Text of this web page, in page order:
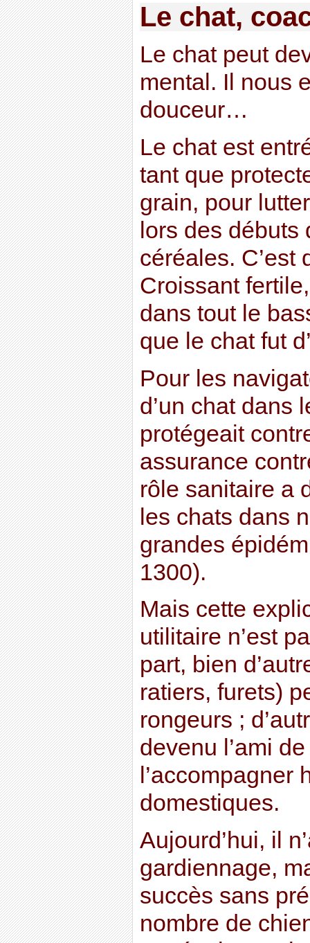
Le chat,
Le chat peut
mental. Il nous
douceur…
Le chat est
tant que
grain, pour
lors des
céréales. C’est
Croissant
dans tout le
que le chat fut
Pour les
d’un chat dans
protégeait
assurance
rôle sanitaire a
les chats dans
grandes
1300).
Mais cette
utilitaire n’est
part, bien
ratiers, furets)
rongeurs ;
devenu l’ami
l’accompagner
domestiques.
Aujourd’hui, il
gardiennage,
succès sans
nombre de